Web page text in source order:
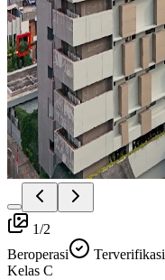
1/2
Beroperasi
Terverifikasi
Kelas C